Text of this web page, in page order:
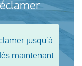
jusqu'à
maintenant